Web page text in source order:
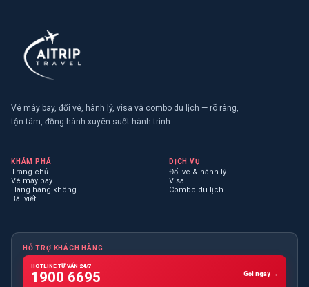
Vé máy bay, đổi vé, hành lý, visa và combo du lịch — rõ ràng,
tận tâm, đồng hành xuyên suốt hành trình.
KHÁM PHÁ
Trang chủ
Vé máy bay
Hãng hàng không
Bài viết
DỊCH VỤ
Đổi vé & hành lý
Visa
Combo du lịch
HỖ TRỢ KHÁCH HÀNG
HOTLINE TƯ VẤN 24/7
1900 6695 Gọi ngay →